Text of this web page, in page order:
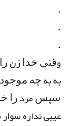
.
.
.
وﻗﺘﯽ ﺧﺪﺍ زن
به به ﭼﻪ
ﺳﭙﺲ مرد ﺭﺍ
عیبی نداره